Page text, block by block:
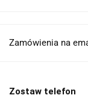
Zamówienia na
Zostaw telefon